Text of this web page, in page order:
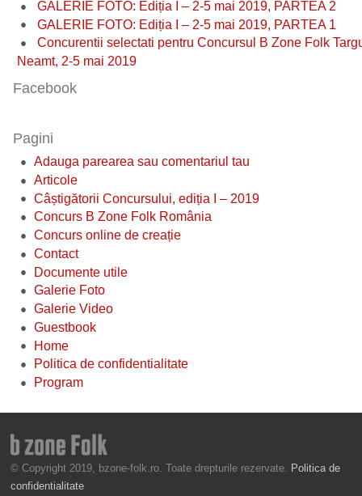
GALERIE FOTO: Ediția I – 2-5 mai 2019, PARTEA 2
GALERIE FOTO: Ediția I – 2-5 mai 2019, PARTEA 1
Concurentii selectati pentru Concursul B Zone Folk
Neamt, 2-5 mai 2019
Facebook
Pagini
Adauga parearea sau comentariul tau
Articole
Câștigătorii Concursului, ediția I – 2019
Concurs B Zone Folk România
Concurs online de creație
Contact
Documente utile
Galerie Foto
Galerie Video
Guestbook
Home
Politica de confidentialitate
Program
© Copyright 2019, bzone-folk.ro. Toate drepturile rezervate.
Politica de
confidentialitate